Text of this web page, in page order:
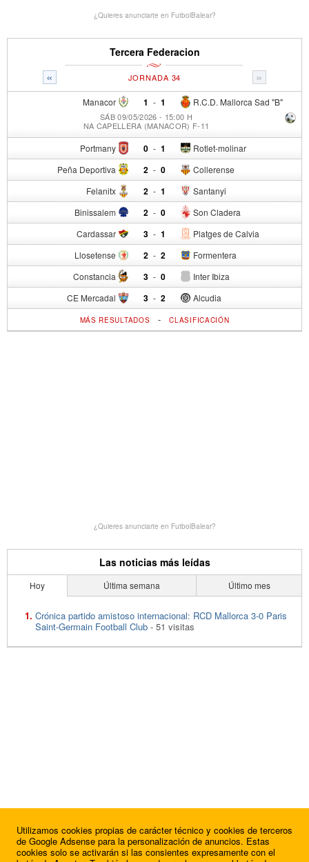
¿Quieres anunciarte en FutbolBalear?
Tercera Federacion
« »
JORNADA 34
Manacor 1 - R.C.D. Mallorca Sad "B"
1
SÁB 09/05/2026 - 15:00 H
NA CAPELLERA (MANACOR) F-11
Portmany 0 - Rotlet-molinar
1
Peña Deportiva 2 - Collerense
0
Felanitx 2 - Santanyi
1
Binissalem 2 - Son Cladera
0
Cardassar 3 - Platges de Calvia
1
Llosetense 2 - Formentera
2
Constancia 3 - Inter Ibiza
0
CE Mercadal 3 - Alcudia
2
MÁS RESULTADOS -CLASIFICACIÓN
¿Quieres anunciarte en FutbolBalear?
Las noticias más leídas
Hoy Última semana Último mes
Crónica partido amistoso internacional: RCD Mallorca 3-0 Paris
Saint-Germain Football Club - 51 visitas
Utilizamos cookies propias de carácter técnico y cookies de terceros
de Google Adsense para la personalización de anuncios. Estas
cookies solo se activarán si las consientes expresamente con el